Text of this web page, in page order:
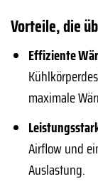
Vorteile, die
Effiziente
maximale
Airflow und
Auslastung.